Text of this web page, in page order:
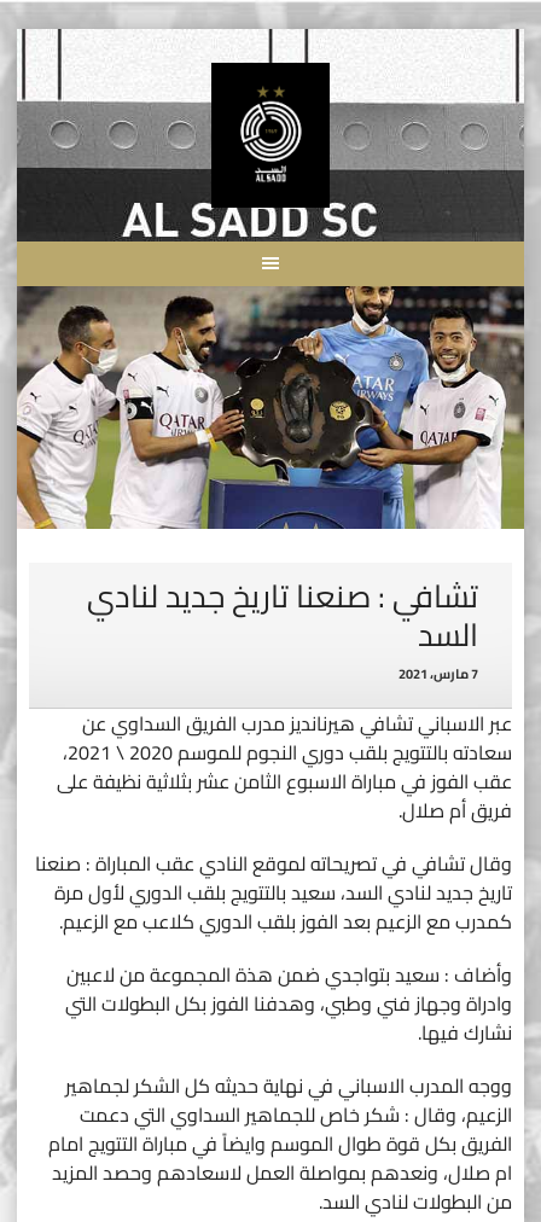
Skip
content
تشافي : صنعنا تاريخ جديد لنادي
السد
7 مارس، 2021
عبر الاسباني تشافي هيرنانديز مدرب الفريق السداوي عن
سعادته بالتتويج بلقب دوري النجوم للموسم 2020 \ 2021،
عقب الفوز في مباراة الاسبوع الثامن عشر بثلاثية نظيفة على
فريق أم صلال.
وقال تشافي في تصريحاته لموقع النادي عقب المباراة : صنعنا
تاريخ جديد لنادي السد، سعيد بالتتويج بلقب الدوري لأول مرة
كمدرب مع الزعيم بعد الفوز بلقب الدوري كلاعب مع الزعيم.
وأضاف : سعيد بتواجدي ضمن هذة المجموعة من لاعبين
وادراة وجهاز فني وطبي، وهدفنا الفوز بكل البطولات التي
نشارك فيها.
ووجه المدرب الاسباني في نهاية حديثه كل الشكر لجماهير
الزعيم، وقال : شكر خاص للجماهير السداوي التي دعمت
الفريق بكل قوة طوال الموسم وايضاً في مباراة التتويج امام
ام صلال، ونعدهم بمواصلة العمل لاسعادهم وحصد المزيد
من البطولات لنادي السد.